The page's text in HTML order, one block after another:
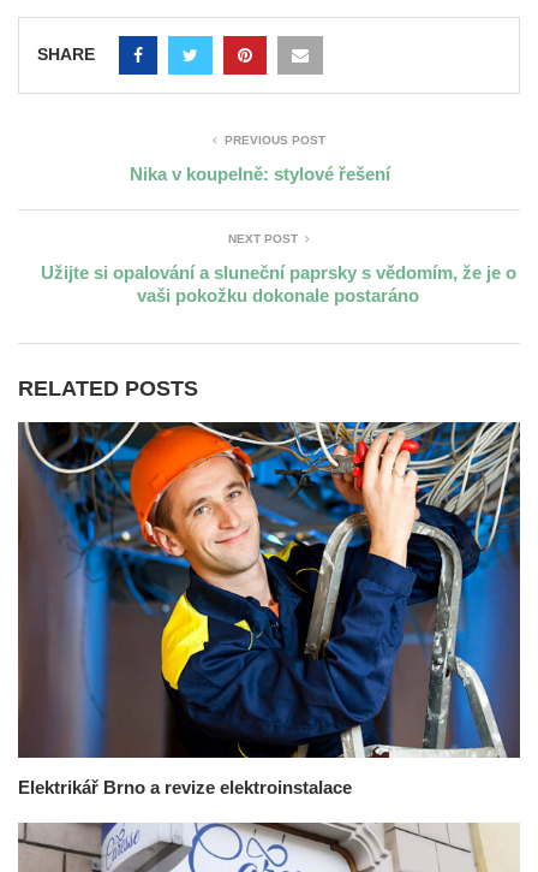
SHARE
PREVIOUS POST
Nika v koupelně: stylové řešení
NEXT POST
Užijte si opalování a sluneční paprsky s vědomím, že je o
vaši pokožku dokonale postaráno
RELATED POSTS
Elektrikář Brno a revize elektroinstalace